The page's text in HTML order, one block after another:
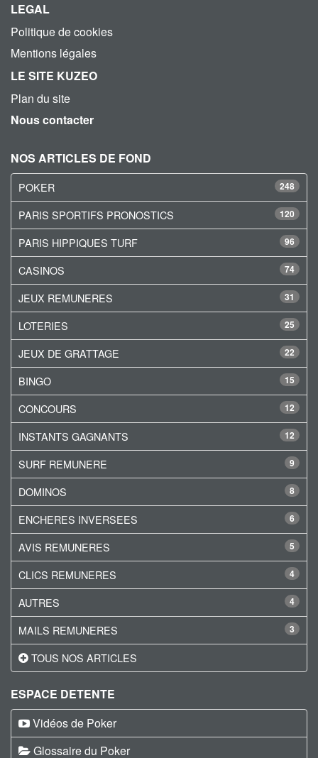
LEGAL
Politique de cookies
Mentions légales
LE SITE KUZEO
Plan du site
Nous contacter
NOS ARTICLES DE FOND
248
POKER
120
PARIS SPORTIFS PRONOSTICS
96
PARIS HIPPIQUES TURF
74
CASINOS
31
JEUX REMUNERES
25
LOTERIES
22
JEUX DE GRATTAGE
15
BINGO
12
CONCOURS
12
INSTANTS GAGNANTS
9
SURF REMUNERE
8
DOMINOS
6
ENCHERES INVERSEES
5
AVIS REMUNERES
4
CLICS REMUNERES
4
AUTRES
3
MAILS REMUNERES
TOUS NOS ARTICLES
ESPACE DETENTE
Vidéos de Poker
Glossaire du Poker